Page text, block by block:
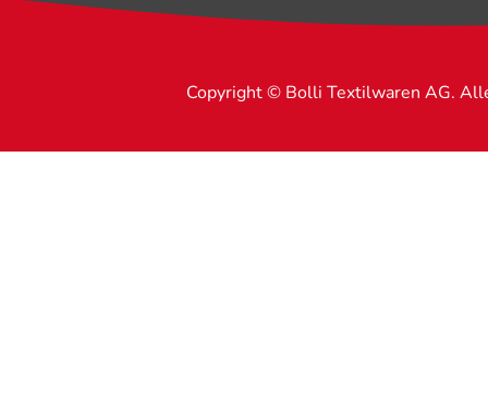
Copyright © Bolli Textilwaren AG.